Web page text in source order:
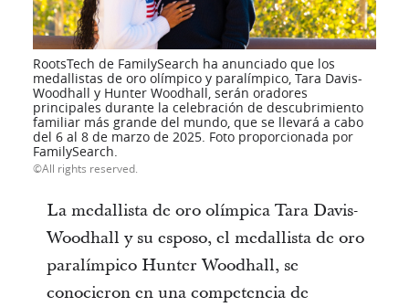
RootsTech de FamilySearch ha anunciado que los
medallistas de oro olímpico y paralímpico, Tara Davis-
Woodhall y Hunter Woodhall, serán oradores
principales durante la celebración de descubrimiento
familiar más grande del mundo, que se llevará a cabo
del 6 al 8 de marzo de 2025. Foto proporcionada por
FamilySearch.
All rights reserved.
La medallista de oro olímpica Tara Davis-
Woodhall y su esposo, el medallista de oro
paralímpico Hunter Woodhall, se
conocieron en una competencia de